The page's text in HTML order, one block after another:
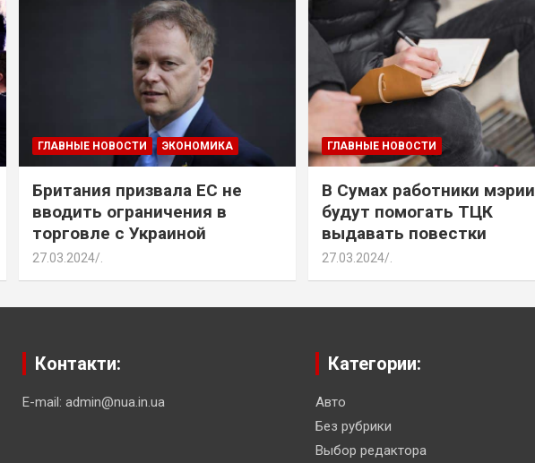
ГЛАВНЫЕ НОВОСТИ ЭКОНОМИКА
Британия призвала ЕС не
вводить ограничения в
торговле с Украиной
27.03.2024
ГЛАВНЫЕ НОВОСТИ
В Сумах работники мэрии
будут помогать ТЦК
выдавать повестки
27.03.2024
Контакти:
E-mail: admin@nua.in.ua
Категории:
Авто
Без рубрики
Выбор редактора